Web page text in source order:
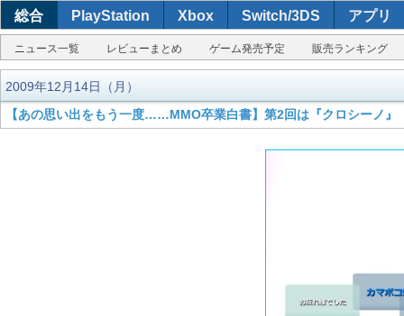
総合 PlayStation Xbox Switch/3DS アプリ
ニュース一覧 レビューまとめ ゲーム発売予定 販売ランキング
2009年12月14日（月）
【あの思い出をもう一度……MMO卒業白書】第2回は『クロシーノ』